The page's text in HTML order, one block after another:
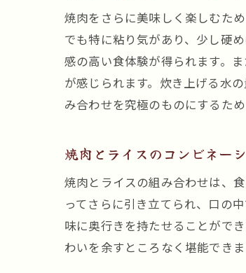
焼肉をさらに美味しく楽しむた
でも特に粘り気があり、少し硬
感の高い食体験が得られます。
が感じられます。炊き上げる水
み合わせを究極のものにするた
焼肉とライスのコンビネー
焼肉とライスの組み合わせは、
ってさらに引き立てられ、口の
味に奥行きを持たせることがで
わいを余すところなく堪能でき